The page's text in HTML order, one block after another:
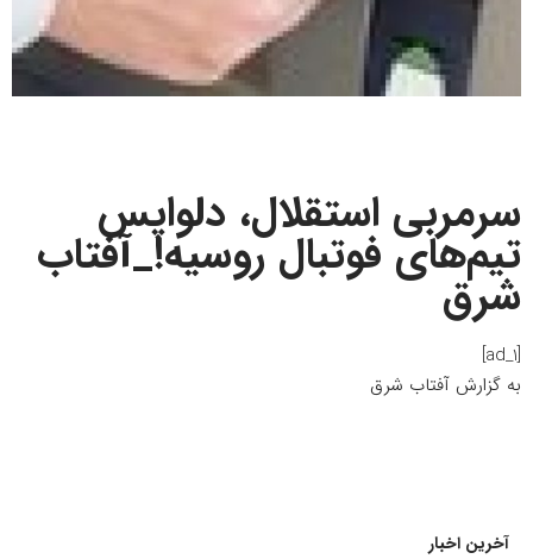
سرمربی استقلال، دلواپس
تیم‌های فوتبال روسیه!_آفتاب
شرق
[ad_1]
به گزارش آفتاب شرق
آخرین اخبار